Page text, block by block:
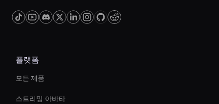
pricing plans to accommodate different
budgets and business needs.
플랫폼
모든 제품
스트리밍 아바타